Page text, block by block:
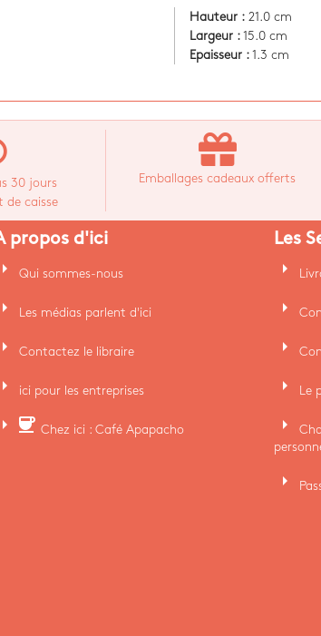
Hauteur : 21.0 cm
Largeur : 15.0 cm
Epaisseur : 1.3 cm
30 jours
de caisse
Emballages cadeaux offerts
propos d'ici
arrow_right Qui sommes-nous
arrow_right Les médias parlent d'ici
arrow_right Contactez le libraire
arrow_right ici pour les entreprises
arrow_right coffee Chez ici : Café Apapacho
Les
arrow_right
arrow_right
arrow_right
arrow_right Le
arrow_right
arrow_right